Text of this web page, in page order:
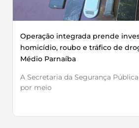
Operação integrada prende
homicídio, roubo e tráfico de
Médio Parnaíba
A Secretaria da Segurança
por meio